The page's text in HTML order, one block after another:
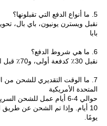
5. ما أنواع الدفع التي تقبلونها؟
بابا
6. ما هي شروط الدفع؟
نقبل 30٪ كدفعة أولى، و70٪ قبل الشحن
المتحدة الأمريكية
يومًا.